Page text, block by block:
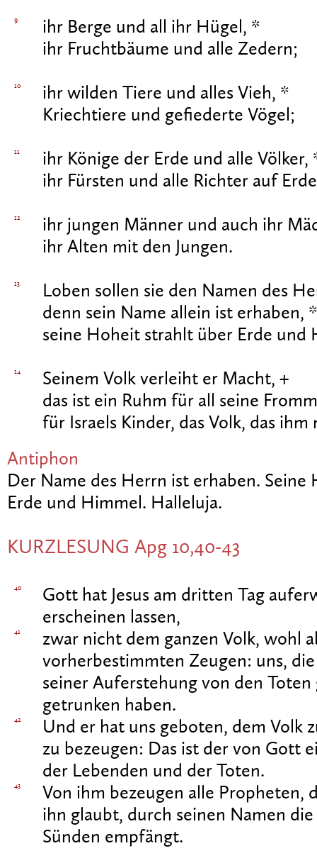
9
ihr Berge und all ihr Hügel, *
ihr Fruchtbäume und alle Zedern;
10
ihr wilden Tiere und alles Vieh, *
Kriechtiere und gefiederte Vögel;
11
ihr Könige der Erde und alle Völker,
ihr Fürsten und alle Richter auf
12
ihr jungen Männer und auch ihr
ihr Alten mit den Jungen.
13
Loben sollen sie den Namen des
denn sein Name allein ist erhaben, *
seine Hoheit strahlt über Erde und
14
Seinem Volk verleiht er Macht, +
das ist ein Ruhm für all seine
für Israels Kinder, das Volk, das ihm
Antiphon
Der Name des Herrn ist erhaben.
Erde und Himmel. Halleluja.
KURZLESUNG Apg 10,40-43
40
Gott hat Jesus am dritten Tag
erscheinen lassen,
41
zwar nicht dem ganzen Volk, wohl
vorherbestimmten Zeugen: uns,
seiner Auferstehung von den Toten
getrunken haben.
42
Und er hat uns geboten, dem Volk
zu bezeugen: Das ist der von Gott
der Lebenden und der Toten.
43
Von ihm bezeugen alle Propheten,
ihn glaubt, durch seinen Namen
Sünden empfängt.